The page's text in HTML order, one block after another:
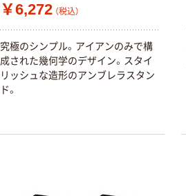
￥6,272 （税込）
究極のシンプル。アイアンのみで構
成された幾何学のデザイン。スタイ
リッシュな造形のアンブレラスタン
ド。